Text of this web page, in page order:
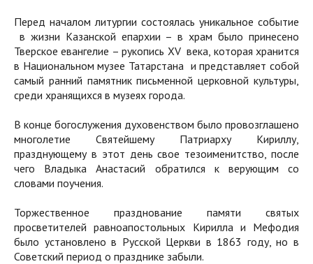
Перед началом литургии состоялась уникальное событие
в жизни Казанской епархии – в храм было принесено
Тверское евангелие – рукопись XV века, которая хранится
в Национальном музее Татарстана и представляет собой
самый ранний памятник письменной церковной культуры,
среди хранящихся в музеях города.
В конце богослужения духовенством было провозглашено
многолетие Святейшему Патриарху Кириллу,
празднующему в этот день свое тезоименитство, после
чего Владыка Анастасий обратился к верующим со
словами поучения.
Торжественное празднование памяти святых
просветителей равноапостольных Кирилла и Мефодия
было установлено в Русской Церкви в 1863 году, но в
Советский период о празднике забыли.